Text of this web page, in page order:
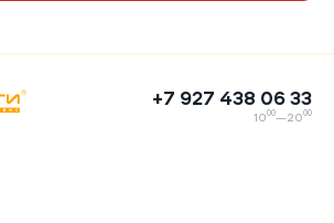
+7 927 438 06 33
1000—2000